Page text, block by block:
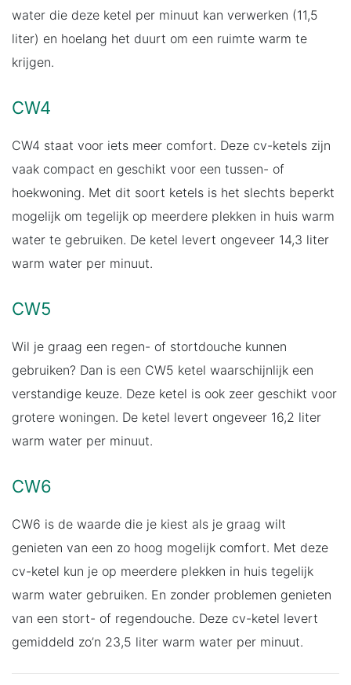
water die deze ketel per minuut kan verwerken (11,5
liter) en hoelang het duurt om een ruimte warm te
krijgen.
CW4
CW4 staat voor iets meer comfort. Deze cv-ketels zijn
vaak compact en geschikt voor een tussen- of
hoekwoning. Met dit soort ketels is het slechts beperkt
mogelijk om tegelijk op meerdere plekken in huis warm
water te gebruiken. De ketel levert ongeveer 14,3 liter
warm water per minuut.
CW5
Wil je graag een regen- of stortdouche kunnen
gebruiken? Dan is een CW5 ketel waarschijnlijk een
verstandige keuze. Deze ketel is ook zeer geschikt voor
grotere woningen. De ketel levert ongeveer 16,2 liter
warm water per minuut.
CW6
CW6 is de waarde die je kiest als je graag wilt
genieten van een zo hoog mogelijk comfort. Met deze
cv-ketel kun je op meerdere plekken in huis tegelijk
warm water gebruiken. En zonder problemen genieten
van een stort- of regendouche. Deze cv-ketel levert
gemiddeld zo’n 23,5 liter warm water per minuut.